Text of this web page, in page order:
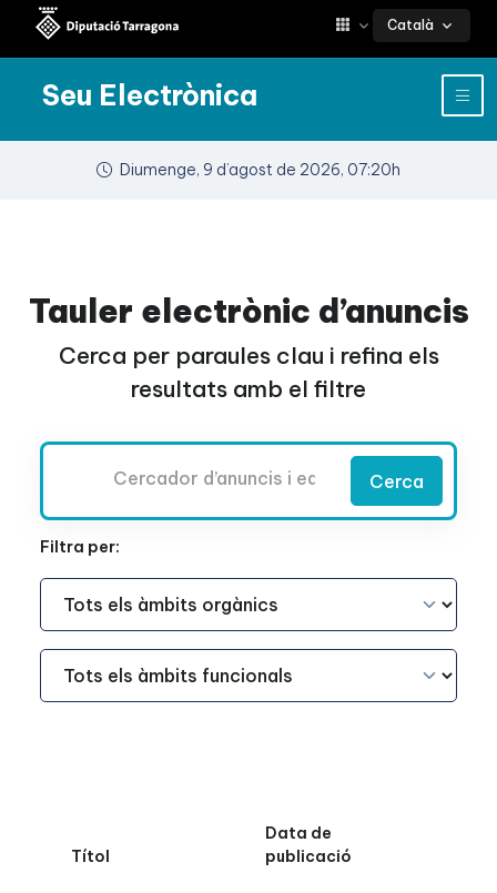
Català
Seu Electrònica
Diumenge, 9 d’agost de 2026, 07:20h
Tauler electrònic d’anuncis
Cerca per paraules clau i refina els
resultats amb el filtre
Cerca
Filtra per:
Àmbit Funcional
Àmbit Funcional
Títol
Data de
publicació